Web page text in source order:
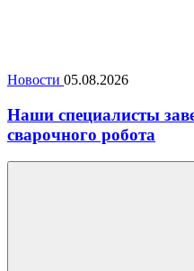
Новости 05.08.2026
Наши специалисты
сварочного робота